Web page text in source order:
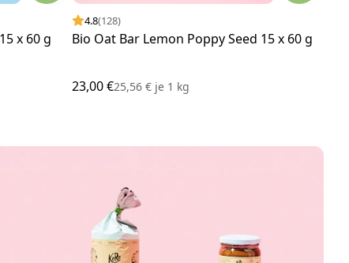
x 60 g
4.8(128)
Bio Oat Bar Lemon Poppy Seed 15 x 60 g
23,00 €25,56 € je1 kg